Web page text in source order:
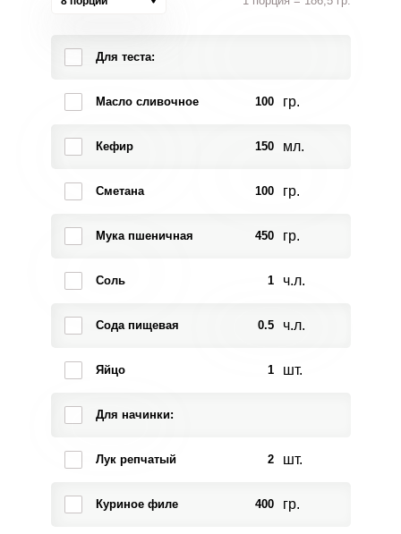
Для теста:
Масло сливочное 100 гр.
Кефир 150 мл.
Сметана 100 гр.
Мука пшеничная 450 гр.
Соль 1 ч.л.
Сода пищевая 0.5 ч.л.
Яйцо 1 шт.
Для начинки:
Лук репчатый 2 шт.
Куриное филе 400 гр.